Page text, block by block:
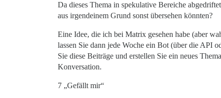
Da dieses Thema in spekulative Bereiche
aus irgendeinem Grund sonst übersehen könnten?
Eine Idee, die ich bei Matrix gesehen habe (aber
lassen Sie dann jede Woche ein Bot (über die API
Sie diese Beiträge und erstellen Sie ein neues
Konversation.
7 „Gefällt mir“